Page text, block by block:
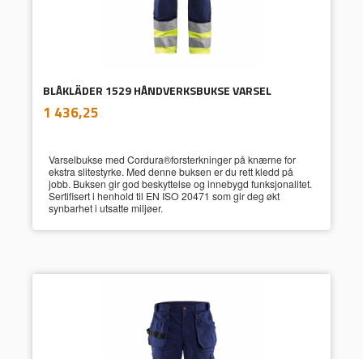
BLÅKLÄDER 1529 HÅNDVERKSBUKSE VARSEL
Pris
1 436,25
Varselbukse med Cordura®forsterkninger på knærne for
ekstra slitestyrke. Med denne buksen er du rett kledd på
jobb. Buksen gir god beskyttelse og innebygd funksjonalitet.
Sertifisert i henhold til EN ISO 20471 som gir deg økt
synbarhet i utsatte miljøer.